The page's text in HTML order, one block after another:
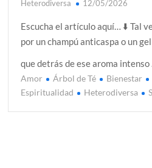
Heterodiversa 12/05/2026
Escucha el artículo aquí… ⬇️ Tal
por un champú anticaspa o un
que detrás de ese aroma intenso
Amor Árbol de Té Bienestar
Espiritualidad
Heterodiversa